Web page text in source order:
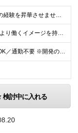
≪3,40代活躍中／あなたの経験を昇華させませんか？≫ ◆Webアプリケーションの開発経験をお持ちの方（年数不問） ◆大卒以上 ◆英語での日常会話ができる方 ★求める人物像 ・指示待ちではなく、0→
####お知らせください より働くイメージを持てるよう、給与の書き分けは可能でしょうか。 （例） ・開発経験5年の方 年俸●●万円 ・要件定義、詳細設計の経験が5年以上の方 年俸●●万円 など 年
原則フルリモートワークOK／通勤不要 ※開発の熱量を共有するため、出社できる範囲にお住まいの方を想定。 ※年2～3回の海外出張あり。 ◆オフィス 東京都港区高輪3丁目25-29 Ave.Takan
検討中に入れる